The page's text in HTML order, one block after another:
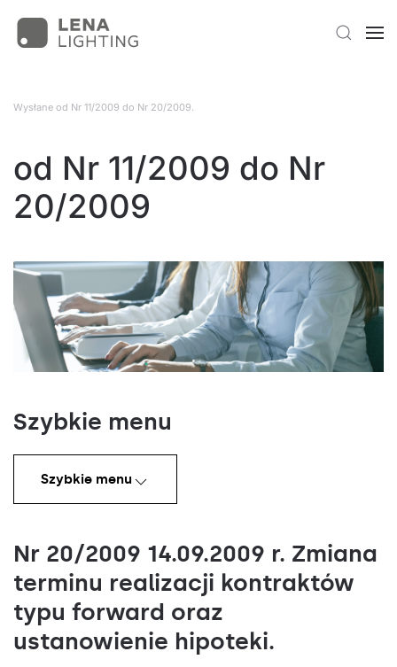
Wysłane od Nr 11/2009 do Nr 20/2009.
od Nr 11/2009 do Nr
20/2009
Szybkie menu
Szybkie menu
Nr 20/2009 14.09.2009 r. Zmiana
terminu realizacji kontraktów
typu forward oraz
ustanowienie hipoteki.